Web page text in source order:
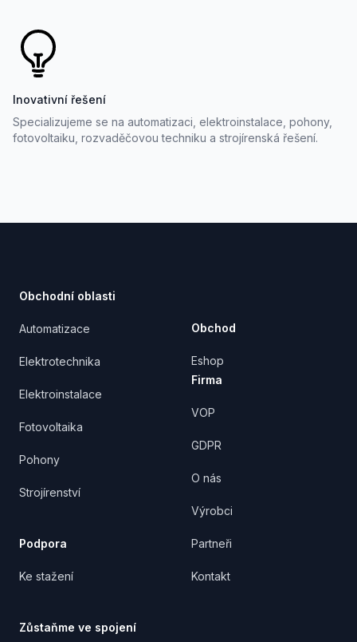
Inovativní řešení
Specializujeme se na automatizaci, elektroinstalace, pohony,
fotovoltaiku, rozvaděčovou techniku a strojírenská řešení.
Obchodní oblasti
Automatizace
Elektrotechnika
Elektroinstalace
Fotovoltaika
Pohony
Strojírenství
Podpora
Ke stažení
Obchod
Eshop
Firma
VOP
GDPR
O nás
Výrobci
Partneři
Kontakt
Zůstaňme ve spojení